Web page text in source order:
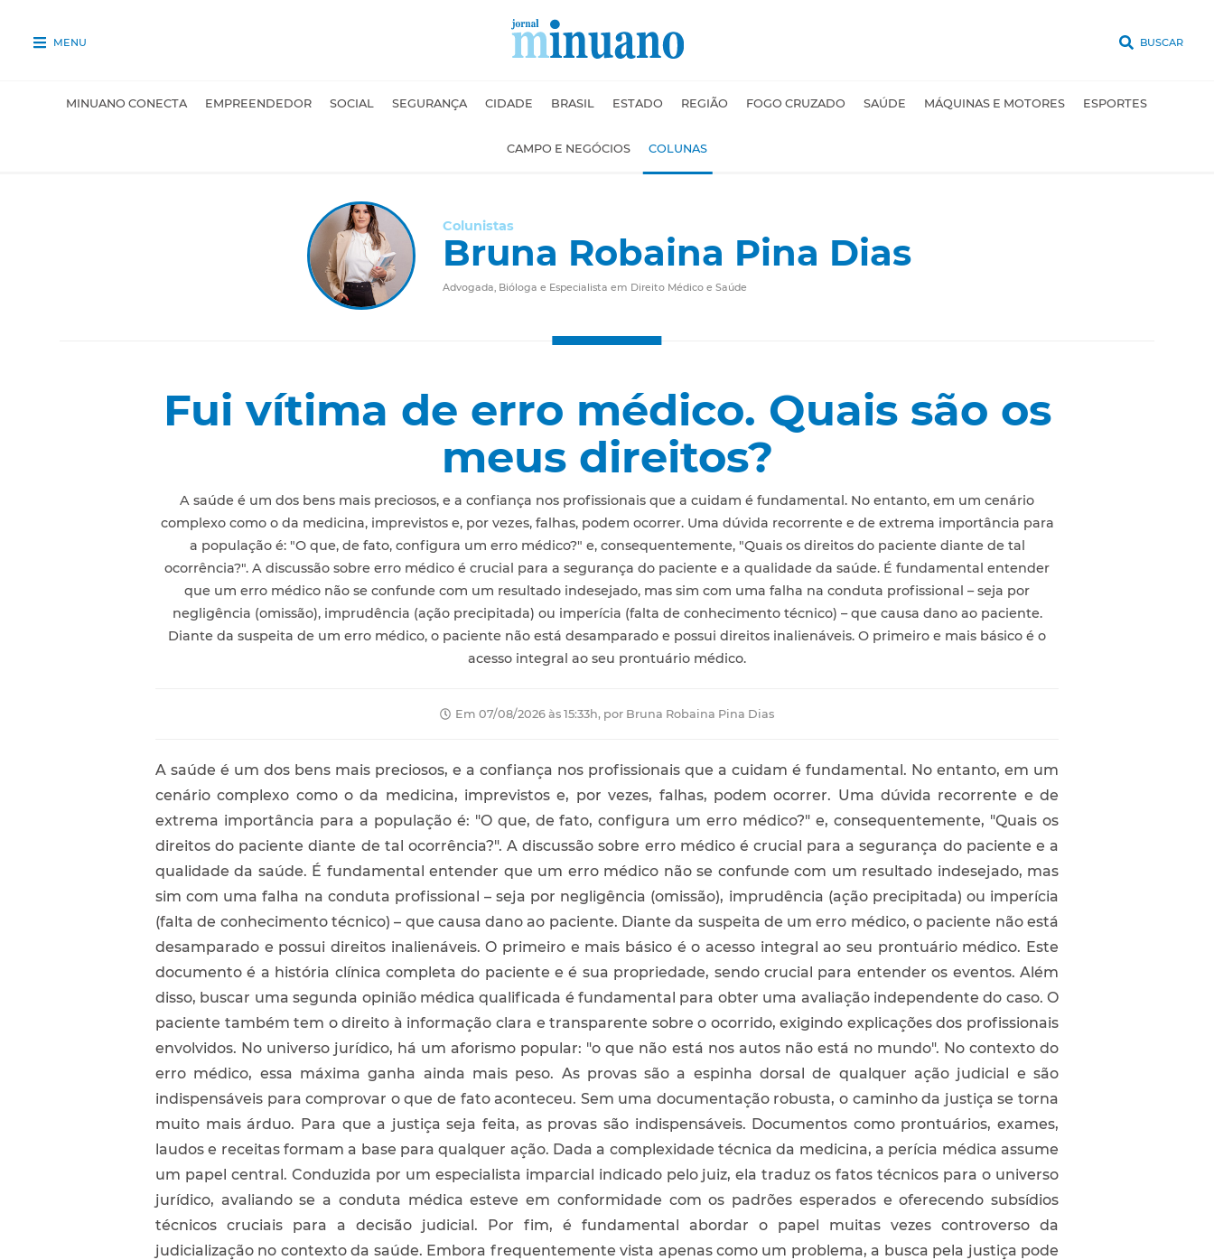
MENU BUSCAR
MINUANO CONECTA EMPREENDEDOR SOCIAL SEGURANÇA CIDADE BRASIL ESTADO REGIÃO FOGO CRUZADO SAÚDE MÁQUINAS E MOTORES ESPORTES
CAMPO E NEGÓCIOS COLUNAS
Colunistas
Bruna Robaina Pina Dias
Advogada, Bióloga e Especialista em Direito Médico e Saúde
Fui vítima de erro médico. Quais são os
meus direitos?
A saúde é um dos bens mais preciosos, e a confiança nos profissionais que a cuidam é fundamental. No entanto, em um cenário
complexo como o da medicina, imprevistos e, por vezes, falhas, podem ocorrer. Uma dúvida recorrente e de extrema importância para
a população é: "O que, de fato, configura um erro médico?" e, consequentemente, "Quais os direitos do paciente diante de tal
ocorrência?". A discussão sobre erro médico é crucial para a segurança do paciente e a qualidade da saúde. É fundamental entender
que um erro médico não se confunde com um resultado indesejado, mas sim com uma falha na conduta profissional – seja por
negligência (omissão), imprudência (ação precipitada) ou imperícia (falta de conhecimento técnico) – que causa dano ao paciente.
Diante da suspeita de um erro médico, o paciente não está desamparado e possui direitos inalienáveis. O primeiro e mais básico é o
acesso integral ao seu prontuário médico.
Em 07/08/2026 às 15:33h, por Bruna Robaina Pina Dias
A saúde é um dos bens mais preciosos, e a confiança nos profissionais que a cuidam é fundamental. No entanto, em um
cenário complexo como o da medicina, imprevistos e, por vezes, falhas, podem ocorrer. Uma dúvida recorrente e de
extrema importância para a população é: "O que, de fato, configura um erro médico?" e, consequentemente, "Quais os
direitos do paciente diante de tal ocorrência?". A discussão sobre erro médico é crucial para a segurança do paciente e a
qualidade da saúde. É fundamental entender que um erro médico não se confunde com um resultado indesejado, mas
sim com uma falha na conduta profissional – seja por negligência (omissão), imprudência (ação precipitada) ou imperícia
(falta de conhecimento técnico) – que causa dano ao paciente. Diante da suspeita de um erro médico, o paciente não está
desamparado e possui direitos inalienáveis. O primeiro e mais básico é o acesso integral ao seu prontuário médico. Este
documento é a história clínica completa do paciente e é sua propriedade, sendo crucial para entender os eventos. Além
disso, buscar uma segunda opinião médica qualificada é fundamental para obter uma avaliação independente do caso. O
paciente também tem o direito à informação clara e transparente sobre o ocorrido, exigindo explicações dos profissionais
envolvidos. No universo jurídico, há um aforismo popular: "o que não está nos autos não está no mundo". No contexto do
erro médico, essa máxima ganha ainda mais peso. As provas são a espinha dorsal de qualquer ação judicial e são
indispensáveis para comprovar o que de fato aconteceu. Sem uma documentação robusta, o caminho da justiça se torna
muito mais árduo. Para que a justiça seja feita, as provas são indispensáveis. Documentos como prontuários, exames,
laudos e receitas formam a base para qualquer ação. Dada a complexidade técnica da medicina, a perícia médica assume
um papel central. Conduzida por um especialista imparcial indicado pelo juiz, ela traduz os fatos técnicos para o universo
jurídico, avaliando se a conduta médica esteve em conformidade com os padrões esperados e oferecendo subsídios
técnicos cruciais para a decisão judicial. Por fim, é fundamental abordar o papel muitas vezes controverso da
judicialização no contexto da saúde. Embora frequentemente vista apenas como um problema, a busca pela justiça pode